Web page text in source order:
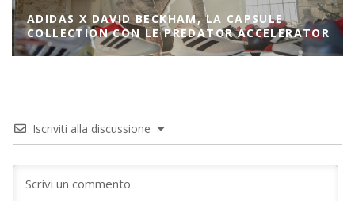
ADIDAS X DAVID BECKHAM, LA CAPSULE
COLLECTION CON LE PREDATOR ACCELERATOR
Iscriviti alla discussione